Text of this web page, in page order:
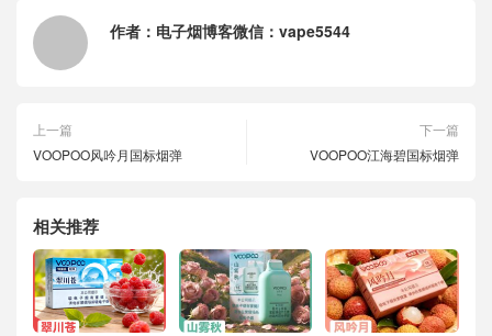
作者： 电子烟博客微信：vape5544
上一篇
VOOPOO风吟月国标烟弹
下一篇
VOOPOO江海碧国标烟弹
相关推荐